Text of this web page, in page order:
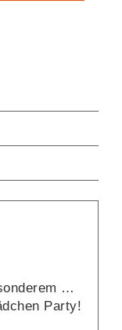
…
Party!